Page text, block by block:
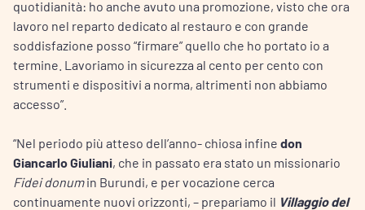
quotidianità: ho anche avuto una promozione, visto che ora
lavoro nel reparto dedicato al restauro e con grande
soddisfazione posso “firmare” quello che ho portato io a
termine. Lavoriamo in sicurezza al cento per cento con
strumenti e dispositivi a norma, altrimenti non abbiamo
accesso”.
“Nel periodo più atteso dell’anno- chiosa infine don
Giancarlo Giuliani, che in passato era stato un missionario
Fidei donumin Burundi, e per vocazione cerca
continuamente nuovi orizzonti, – prepariamo il Villaggio del